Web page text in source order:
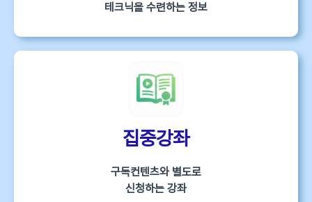
테크닉을 수련하는 정보
집중강좌
구독컨텐츠와 별도로
신청하는 강좌